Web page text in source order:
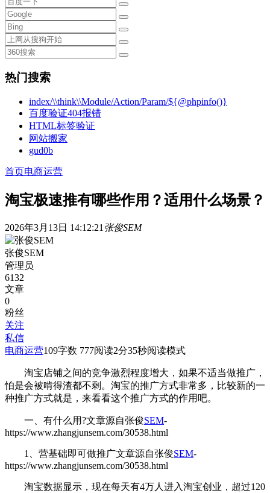
热门搜索
index/\\think\\Module/Action/Param/${@phpinfo()}
百度验证404报错
HTML标签验证
网站搬家
gud0b
首页电商运营
淘宝极速推有哪些作用？适用什么场景？
2026年3月13日 14:12:21 张俊SEM
张俊SEM
管理员
6132
文章
0
粉丝
关注
私信
电商运营109字数 777阅读2分35秒阅读模式
淘宝店铺之间的竞争激烈程度增大，如果不适当做推广，
怕是会被啃得渣都不剩。淘宝的推广方式非常多，比较新的一
种推广方式就是 ，来看看这个推广方式的作用吧。
一、有什么用?文章源自张俊SEM-
https://www.zhangjunsem.com/30538.html
1、营基础即可做推广文章源自张俊SEM-
https://www.zhangjunsem.com/30538.html
淘宝数据显示，现在每天有4万人进入淘宝创业，超过120